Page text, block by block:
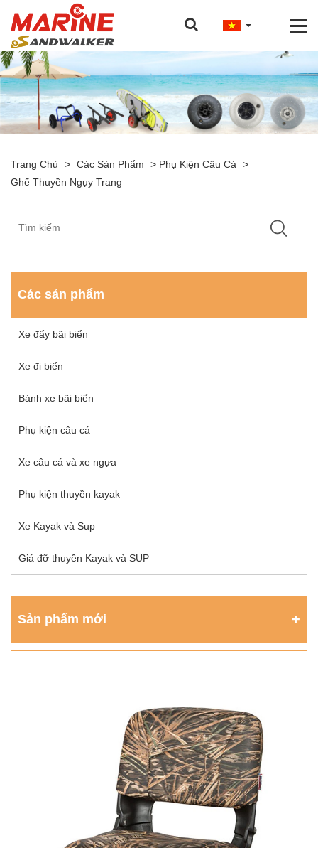
Trang Chủ > Các Sản Phẩm > Phụ Kiện Câu Cá
>
Ghế Thuyền Ngụy Trang
Các sản phẩm
Xe đẩy bãi biển
Xe đi biển
Bánh xe bãi biển
Phụ kiện câu cá
Xe câu cá và xe ngựa
Phụ kiện thuyền kayak
Xe Kayak và Sup
Giá đỡ thuyền Kayak và SUP
Sản phẩm mới